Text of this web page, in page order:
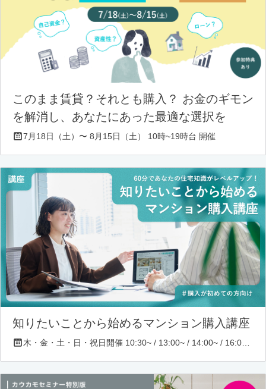
このまま賃貸？それとも購入？ お金のギモン
を解消し、あなたにあった最適な選択を
7月18日（土）〜 8月15日（土） 10時~19時台 開催
知りたいことから始めるマンション購入講座